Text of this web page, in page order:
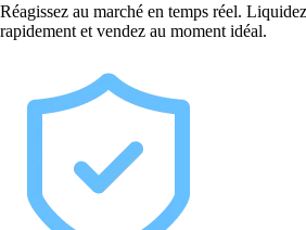
Réagissez au marché en temps réel.
rapidement et vendez au moment idéal.